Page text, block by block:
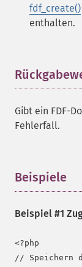
fdf_create()
enthalten.
Gibt ein FDF-
Fehlerfall.
Beispiele
Beispiel #1
<?php
// Speichern